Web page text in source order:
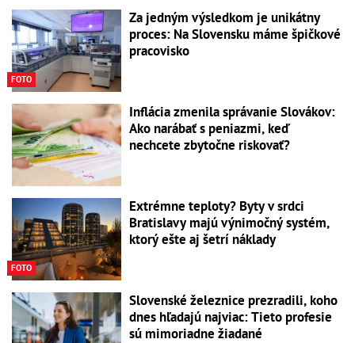
FOTO
Za jedným výsledkom je unikátny
proces: Na Slovensku máme špičkové
pracovisko
Inflácia zmenila správanie Slovákov:
Ako narábať s peniazmi, keď
nechcete zbytočne riskovať?
FOTO
Extrémne teploty? Byty v srdci
Bratislavy majú výnimočný systém,
ktorý ešte aj šetrí náklady
Slovenské železnice prezradili, koho
dnes hľadajú najviac: Tieto profesie
sú mimoriadne žiadané